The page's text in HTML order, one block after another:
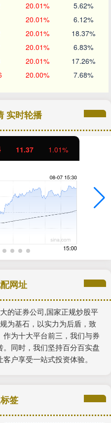
20.01% 5.62%
20.01% 6.12%
20.01% 18.37%
20.01% 6.83%
20.01% 17.26%
20.00% 7.68%
实时轮播
11.37 1.01%
网址
的证券公司,国家正规炒股平
为基石，以实力为后盾，致
为十大平台前三，我们与券
同时，我们坚持百分百实盘
户享受一站式投资体验。
签